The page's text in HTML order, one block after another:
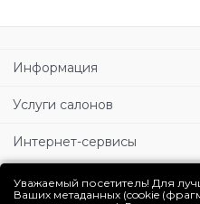
Информация
Услуги салонов
Интернет-сервисы
Личный кабинет
Уважаемый посетитель! Для
Ваших метаданных (cookie